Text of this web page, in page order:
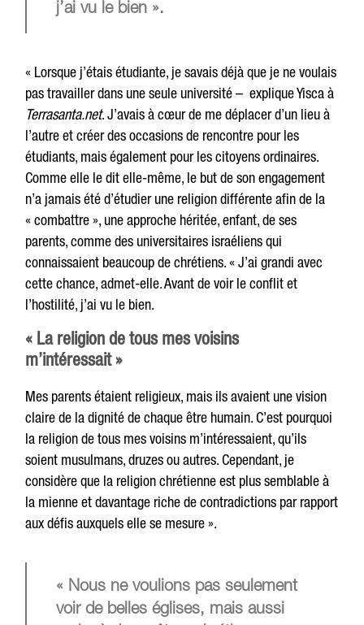
j’ai vu le bien ».
« Lorsque j’étais étudiante, je savais déjà que je ne voulais
pas travailler dans une seule université – explique Yisca à
Terrasanta.net. J’avais à cœur de me déplacer d’un lieu à
l’autre et créer des occasions de rencontre pour les
étudiants, mais également pour les citoyens ordinaires.
Comme elle le dit elle-même, le but de son engagement
n’a jamais été d’étudier une religion différente afin de la
« combattre », une approche héritée, enfant, de ses
parents, comme des universitaires israéliens qui
connaissaient beaucoup de chrétiens. « J’ai grandi avec
cette chance, admet-elle. Avant de voir le conflit et
l’hostilité, j’ai vu le bien.
« La religion de tous mes voisins
m’intéressait »
Mes parents étaient religieux, mais ils avaient une vision
claire de la dignité de chaque être humain. C’est pourquoi
la religion de tous mes voisins m’intéressaient, qu’ils
soient musulmans, druzes ou autres. Cependant, je
considère que la religion chrétienne est plus semblable à
la mienne et davantage riche de contradictions par rapport
aux défis auxquels elle se mesure ».
« Nous ne voulions pas seulement
voir de belles églises, mais aussi